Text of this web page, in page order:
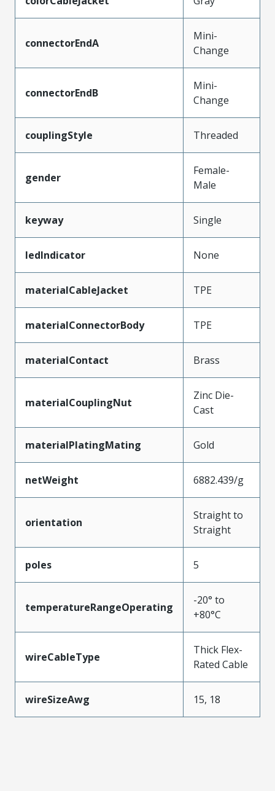
connectorEndA
Mini-
Change
connectorEndB
Mini-
Change
couplingStyle Threaded
gender
Female-
Male
keyway Single
ledIndicator None
materialCableJacket TPE
materialConnectorBody TPE
materialContact Brass
materialCouplingNut
Zinc Die-
Cast
materialPlatingMating Gold
netWeight 6882.439/g
orientation
Straight to
Straight
poles 5
temperatureRangeOperating
-20° to
+80°C
wireCableType
Thick Flex-
Rated Cable
wireSizeAwg 15, 18